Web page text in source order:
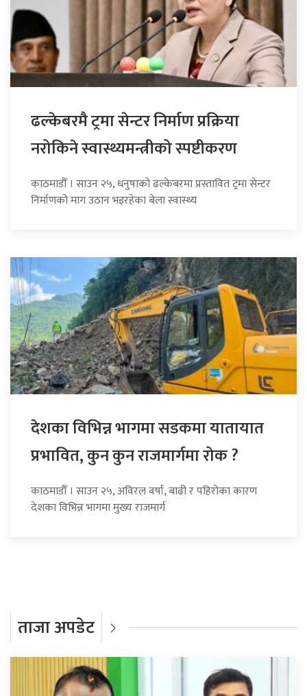
ढल्केबरमै ट्रमा सेन्टर निर्माण प्रक्रिया
नरोकिने स्वास्थ्यमन्त्रीको स्पष्टीकरण
काठमाडौँ । साउन २५, धनुषाको ढल्केबरमा प्रस्तावित ट्रमा सेन्टर
निर्माणको माग उठान भइरहेका बेला स्वास्थ्य
देशका विभिन्न भागमा सडकमा यातायात
प्रभावित, कुन कुन राजमार्गमा रोक ?
काठमाडौँ । साउन २५, अविरल वर्षा, बाढी र पहिरोका कारण
देशका विभिन्न भागमा मुख्य राजमार्ग
ताजा अपडेट